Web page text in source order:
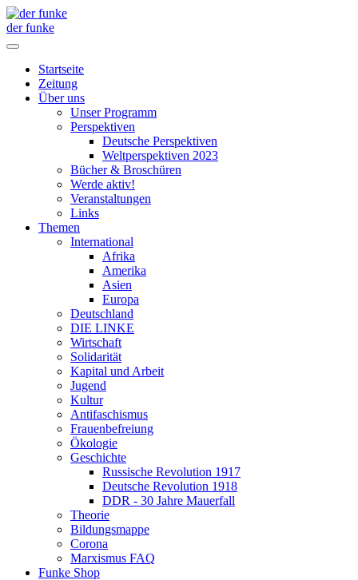
der funke
Startseite
Zeitung
Über uns
Unser Programm
Perspektiven
Deutsche Perspektiven
Weltperspektiven 2023
Bücher & Broschüren
Werde aktiv!
Veranstaltungen
Links
Themen
International
Afrika
Amerika
Asien
Europa
Deutschland
DIE LINKE
Wirtschaft
Solidarität
Kapital und Arbeit
Jugend
Kultur
Antifaschismus
Frauenbefreiung
Ökologie
Geschichte
Russische Revolution 1917
Deutsche Revolution 1918
DDR - 30 Jahre Mauerfall
Theorie
Bildungsmappe
Corona
Marxismus FAQ
Funke Shop